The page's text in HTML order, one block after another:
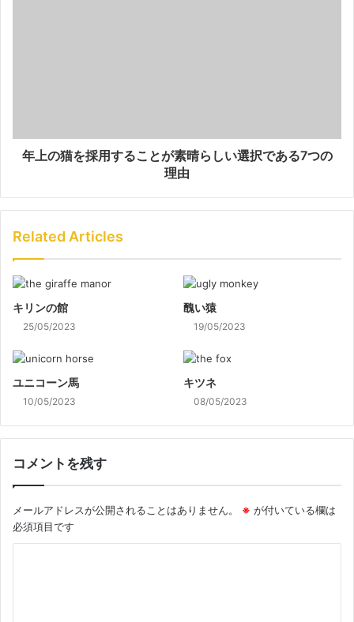
年上の猫を採用することが素晴らしい選択である7つの
理由
Related Articles
キリンの館
25/05/2023
醜い猿
19/05/2023
ユニコーン馬
10/05/2023
キツネ
08/05/2023
コメントを残す
メールアドレスが公開されることはありません。 ※ が付いている欄は
必須項目です